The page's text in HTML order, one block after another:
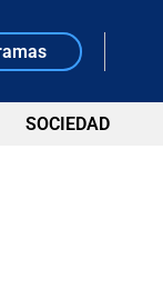
SOCIEDAD